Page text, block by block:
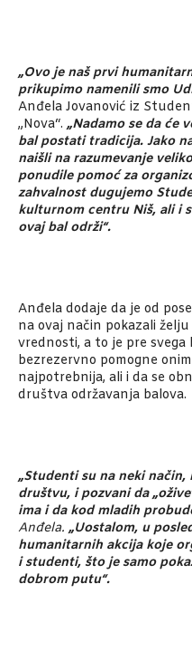
„Ovo je naš prvi
prikupimo namenili smo
Anđela Jovanović iz
„Nova“.„Nadamo se da će
bal postati tradicija. Jako
naišli na razumevanje
ponudile pomoć za
zahvalnost dugujemo
kulturnom centru Niš, ali i
ovaj bal održi“.
Anđela dodaje da je od
na ovaj način pokazali
vrednosti, a to je pre svega
bezrezervno pomogne
najpotrebnija, ali i da se
društva održavanja balova.
„Studenti su na neki
društvu, i pozvani da
ima i da kod mladih
Anđela.„Uostalom, u
humanitarnih akcija koje
i studenti, što je samo
dobrom putu“.